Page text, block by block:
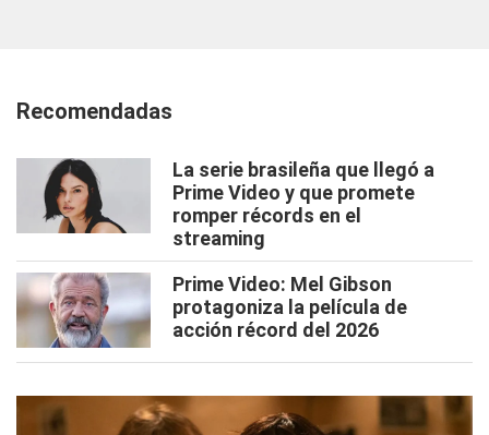
Recomendadas
La serie brasileña que llegó a
Prime Video y que promete
romper récords en el
streaming
Prime Video: Mel Gibson
protagoniza la película de
acción récord del 2026